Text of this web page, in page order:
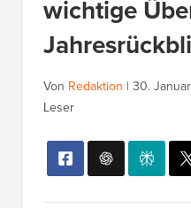
wichtige
Von Redaktion | 30.
Leser